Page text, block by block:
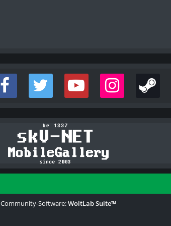
Community-Software:WoltLab Suite™